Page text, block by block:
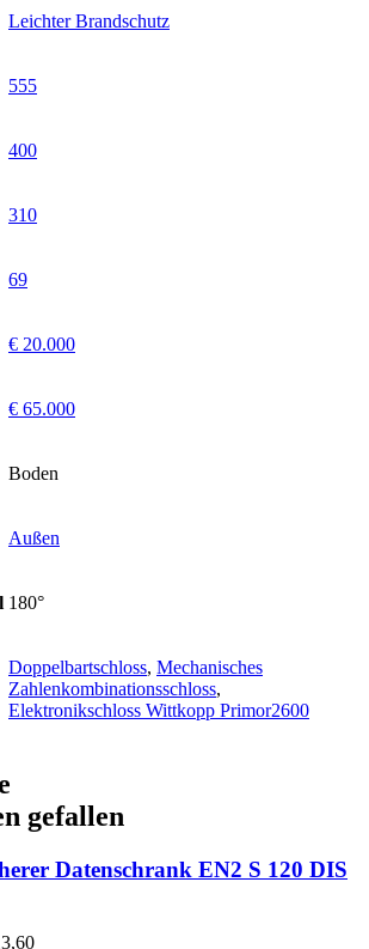
Leichter Brandschutz
555
400
310
69
€ 20.000
€ 65.000
Boden
Außen
180°
Doppelbartschloss, Mechanisches
Zahlenkombinationsschloss,
Elektronikschloss Wittkopp Primor2600
gefallen
Datenschrank EN2 S 120 DIS